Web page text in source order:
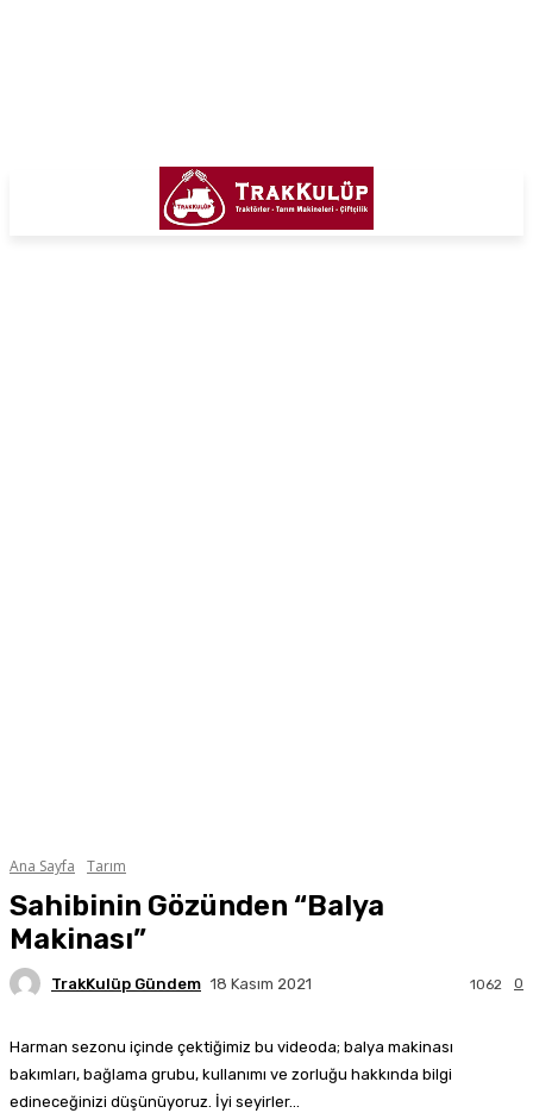
Ana Sayfa Tarım
Sahibinin Gözünden “Balya
Makinası”
TrakKulüp Gündem 18 Kasım 2021 0
1062
Harman sezonu içinde çektiğimiz bu videoda; balya makinası
bakımları, bağlama grubu, kullanımı ve zorluğu hakkında bilgi
edineceğinizi düşünüyoruz. İyi seyirler…